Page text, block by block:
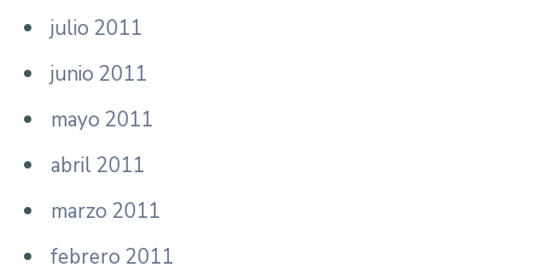
julio 2011
junio 2011
mayo 2011
abril 2011
marzo 2011
febrero 2011